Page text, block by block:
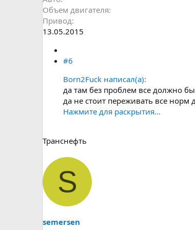
Объем двигателя
Привод
13.05.2015
#6
Born2Fuck написал(а):
да там без проблем все должно
да не стоит переживать все норм
Нажмите для раскрытия...
Транснефть
S
semersen